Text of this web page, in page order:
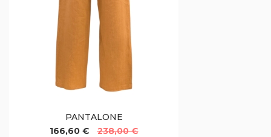
PANTALONE
166,60 €
238,00 €